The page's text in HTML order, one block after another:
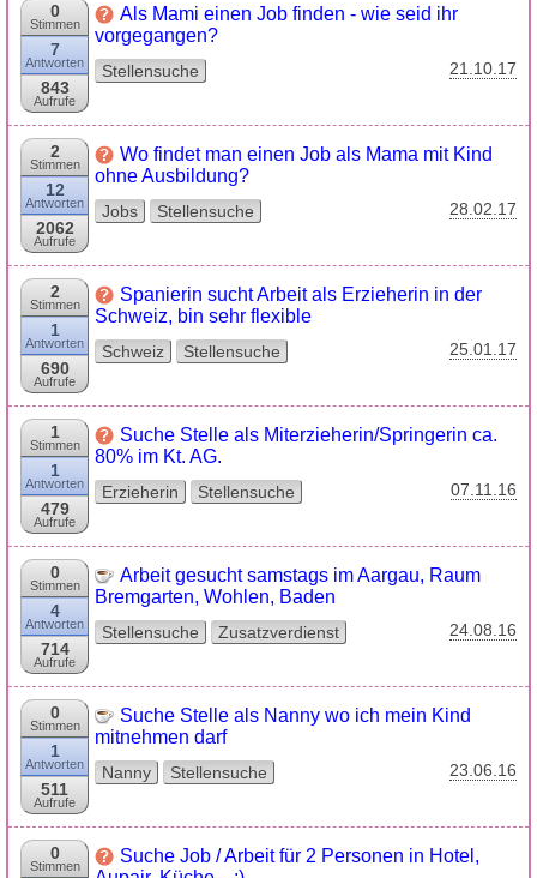
0
Stimmen
7
Antworten
843
Aufrufe
Als Mami einen Job finden - wie seid ihr
vorgegangen?
Stellensuche 21.10.17
2
Stimmen
12
Antworten
2062
Aufrufe
Wo findet man einen Job als Mama mit Kind
ohne Ausbildung?
Jobs Stellensuche 28.02.17
2
Stimmen
1
Antworten
690
Aufrufe
Spanierin sucht Arbeit als Erzieherin in der
Schweiz, bin sehr flexible
Schweiz Stellensuche 25.01.17
1
Stimmen
1
Antworten
479
Aufrufe
Suche Stelle als Miterzieherin/Springerin ca.
80% im Kt. AG.
Erzieherin Stellensuche 07.11.16
0
Stimmen
4
Antworten
714
Aufrufe
Arbeit gesucht samstags im Aargau, Raum
Bremgarten, Wohlen, Baden
Stellensuche Zusatzverdienst 24.08.16
0
Stimmen
1
Antworten
511
Aufrufe
Suche Stelle als Nanny wo ich mein Kind
mitnehmen darf
Nanny Stellensuche 23.06.16
0
Stimmen
Suche Job / Arbeit für 2 Personen in Hotel,